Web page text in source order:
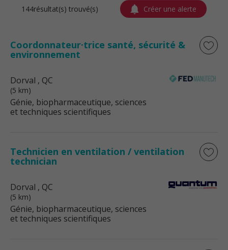
144résultat(s) trouvé(s) Créer une alerte
Coordonnateur·trice santé, sécurité &
environnement
Dorval , QC
(5 km)
Génie, biopharmaceutique, sciences
et techniques scientifiques
Technicien en ventilation / ventilation
technician
Dorval , QC
(5 km)
Génie, biopharmaceutique, sciences
et techniques scientifiques